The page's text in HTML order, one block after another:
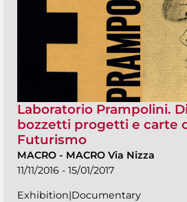
Laboratorio Prampolini.
bozzetti progetti e carte
Futurismo
MACRO - MACRO Via Nizza
11/11/2016 - 15/01/2017
Exhibition|Documentary